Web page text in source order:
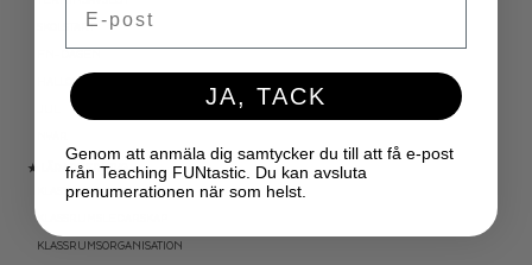
SKOLSTART
HALLOWEEN
★ LÄRARVERKTYG
KLASSRUMSDEKORATION
KLASSRUMSLEDARSKAP
KLASSRUMSORGANISATION
JA, TACK
Genom att anmäla dig samtycker du till att få e-post
från Teaching FUNtastic. Du kan avsluta
prenumerationen när som helst.